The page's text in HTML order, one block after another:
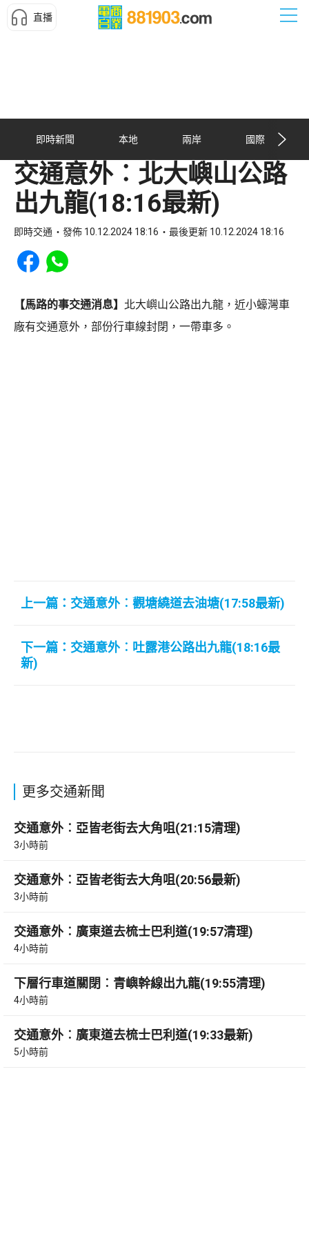
直播
即時新聞 本地 兩岸 國際
交通意外︰北大嶼山公路
出九龍(18:16最新)
即時交通 發佈 10.12.2024 18:16 最後更新 10.12.2024 18:16
Share to Facebook
Share to WhatsApp
【馬路的事交通消息】 北大嶼山公路出九龍，近小蠔灣車
廠有交通意外，部份行車線封閉，一帶車多。
上一篇：交通意外︰觀塘繞道去油塘(17:58最新)
下一篇：交通意外︰吐露港公路出九龍(18:16最
新)
更多交通新聞
交通意外︰亞皆老街去大角咀(21:15清理)
3小時前
交通意外︰亞皆老街去大角咀(20:56最新)
3小時前
交通意外︰廣東道去梳士巴利道(19:57清理)
4小時前
下層行車道關閉︰青嶼幹線出九龍(19:55清理)
4小時前
交通意外︰廣東道去梳士巴利道(19:33最新)
5小時前